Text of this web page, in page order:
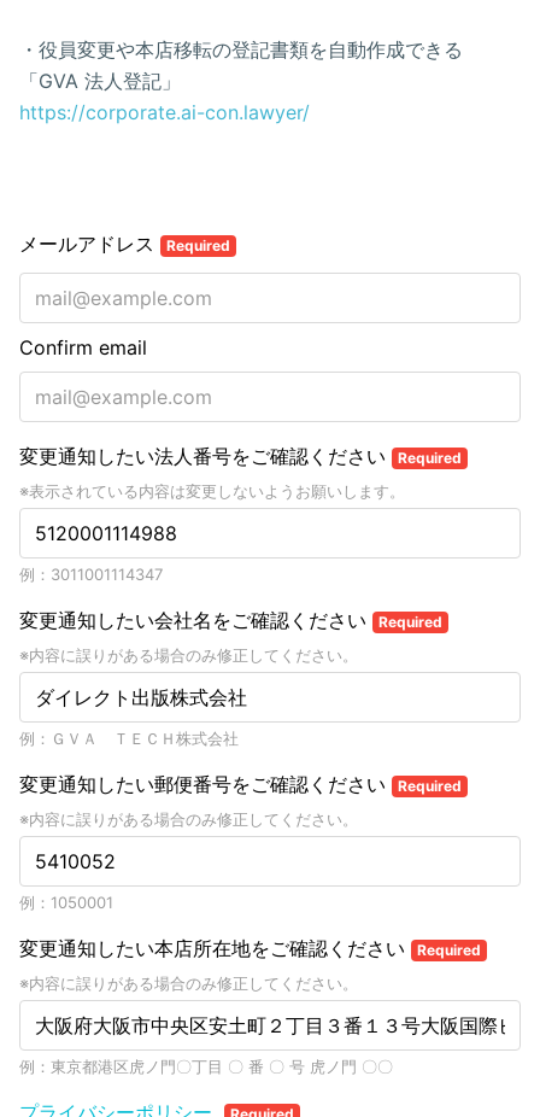
・役員変更や本店移転の登記書類を自動作成できる
「GVA 法人登記」
https://corporate.ai-con.lawyer/
メールアドレス Required
Confirm email
変更通知したい法人番号をご確認ください Required
※表示されている内容は変更しないようお願いします。
例：3011001114347
変更通知したい会社名をご確認ください Required
※内容に誤りがある場合のみ修正してください。
例：ＧＶＡ ＴＥＣＨ株式会社
変更通知したい郵便番号をご確認ください Required
※内容に誤りがある場合のみ修正してください。
例：1050001
変更通知したい本店所在地をご確認ください Required
※内容に誤りがある場合のみ修正してください。
例：東京都港区虎ノ門〇丁目 〇 番 〇 号 虎ノ門 〇〇
プライバシーポリシー